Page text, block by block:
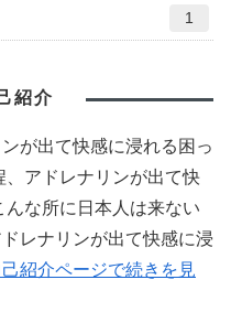
1
紹介
が出て快感に浸れる困っ
アドレナリンが出て快
な所に日本人は来ない
レナリンが出て快感に浸
紹介ページで続きを見